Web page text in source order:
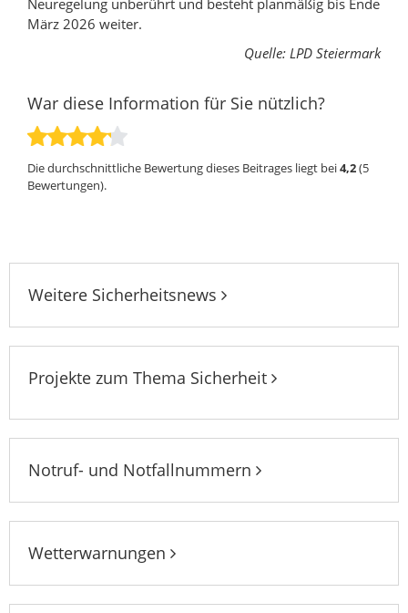
Neuregelung unberührt und besteht planmäßig bis Ende
März 2026 weiter.
Quelle: LPD Steiermark
War diese Information für Sie nützlich?
Die durchschnittliche Bewertung dieses Beitrages liegt bei4,2(5
Bewertungen).
Weitere Sicherheitsnews
Projekte zum Thema Sicherheit
Notruf- und Notfallnummern
Wetterwarnungen